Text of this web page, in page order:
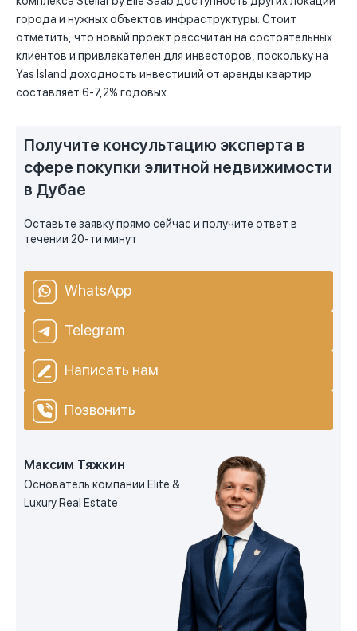
города и нужных объектов инфраструктуры. Стоит
отметить, что новый проект рассчитан на состоятельных
клиентов и привлекателен для инвесторов, поскольку на
Yas Island доходность инвестиций от аренды квартир
составляет 6-7,2% годовых.
Получите консультацию эксперта в
сфере покупки элитной недвижимости
в Дубае
Оставьте заявку прямо сейчас и получите ответ в
течении 20-ти минут
WhatsApp
Telegram
Написать нам
Позвонить
Максим Тяжкин
Основатель компании Elite &
Luxury Real Estate